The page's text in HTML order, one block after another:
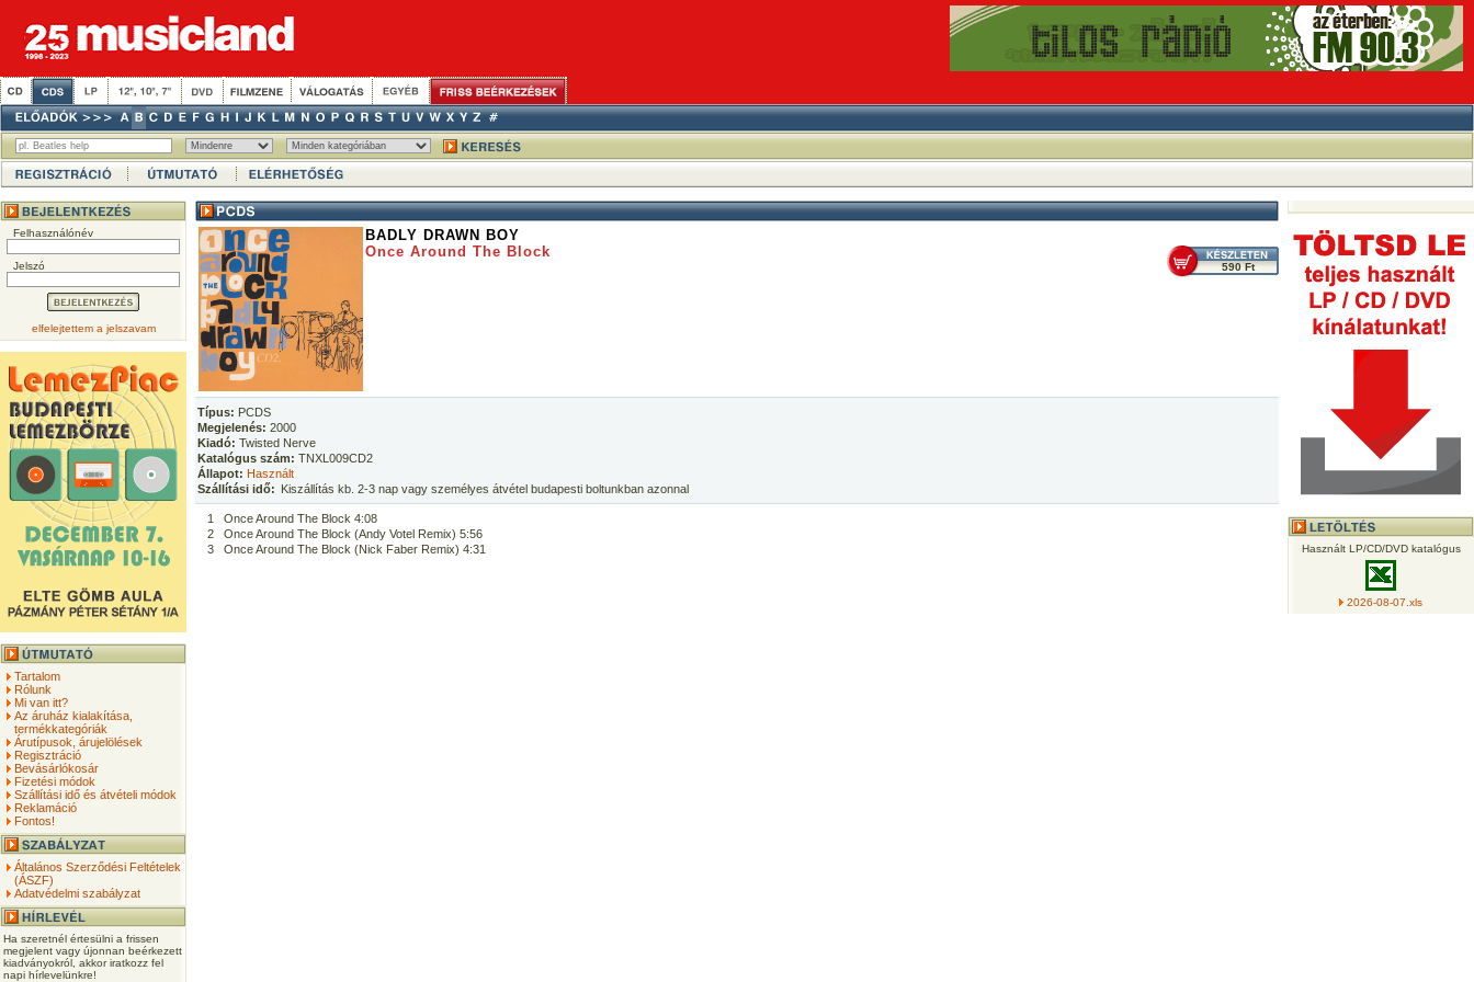
Felhasználónév
Jelszó
elfelejtettem a jelszavam
Tartalom
Rólunk
Mi van itt?
Az áruház kialakítása,
termékkategóriák
Árutípusok, árujelölések
Regisztráció
Bevásárlókosár
Fizetési módok
Szállítási idő és átvételi módok
Reklamáció
Fontos!
Általános Szerződési Feltételek
(ÁSZF)
Adatvédelmi szabályzat
Ha szeretnél értesülni a frissen
megjelent vagy újonnan beérkezett
kiadványokról, akkor iratkozz fel
napi hírlevelünkre!
BADLY DRAWN BOY
Once Around The Block
590 Ft
Típus: PCDS
Megjelenés: 2000
Kiadó: Twisted Nerve
Katalógus szám: TNXL009CD2
Állapot: Használt
Szállítási idő: Kiszállítás kb. 2-3 nap vagy személyes átvétel budapesti boltunkban azonnal
1
Once Around The Block 4:08
2
Once Around The Block (Andy Votel Remix) 5:56
3
Once Around The Block (Nick Faber Remix) 4:31 Használt LP/CD/DVD katalógus
2026-08-07.xls